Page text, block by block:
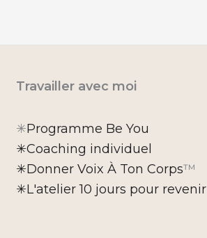
Travailler avec moi
✳︎Programme Be You
✳︎Coaching individuel
✳︎Donner Voix À Ton Corps™
✳︎L'atelier 10 jours pour